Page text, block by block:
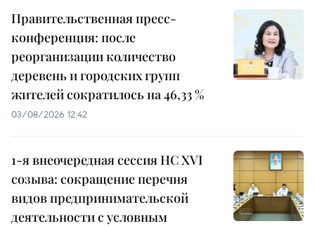
Правительственная пресс-
конференция: после
реорганизации количество
деревень и городских групп
жителей сократилось на 46,33 %
03/08/2026 12:42
1-я внеочередная сессия НС XVI
созыва: сокращение перечня
видов предпринимательской
деятельности с условным